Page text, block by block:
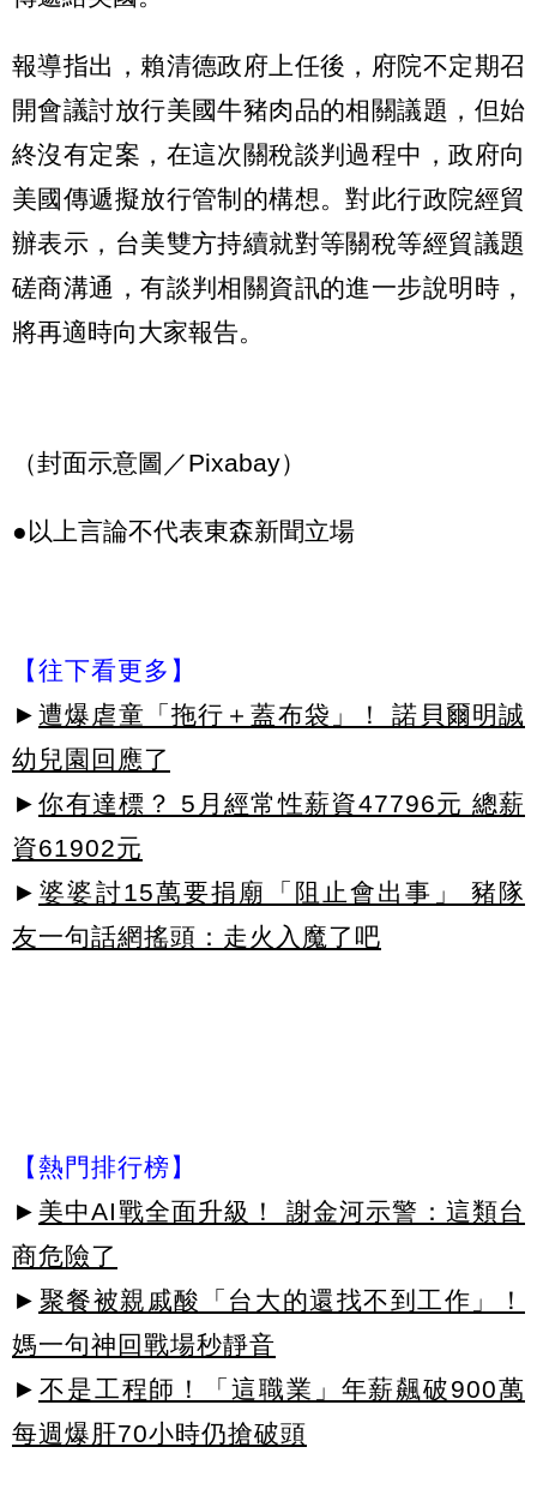
報導指出，賴清德政府上任後，府院不定期召
開會議討放行美國牛豬肉品的相關議題，但始
終沒有定案，在這次關稅談判過程中，政府向
美國傳遞擬放行管制的構想。對此行政院經貿
辦表示，台美雙方持續就對等關稅等經貿議題
磋商溝通，有談判相關資訊的進一步說明時，
將再適時向大家報告。
（封面示意圖／Pixabay）
●以上言論不代表東森新聞立場
【往下看更多】
► 遭爆虐童「拖行＋蓋布袋」！ 諾貝爾明誠
幼兒園回應了
► 你有達標？ 5月經常性薪資47796元 總薪
資61902元
► 婆婆討15萬要捐廟「阻止會出事」 豬隊
友一句話網搖頭：走火入魔了吧
【熱門排行榜】
► 美中AI戰全面升級！ 謝金河示警：這類台
商危險了
► 聚餐被親戚酸「台大的還找不到工作」！
媽一句神回戰場秒靜音
► 不是工程師！「這職業」年薪飆破900萬
每週爆肝70小時仍搶破頭